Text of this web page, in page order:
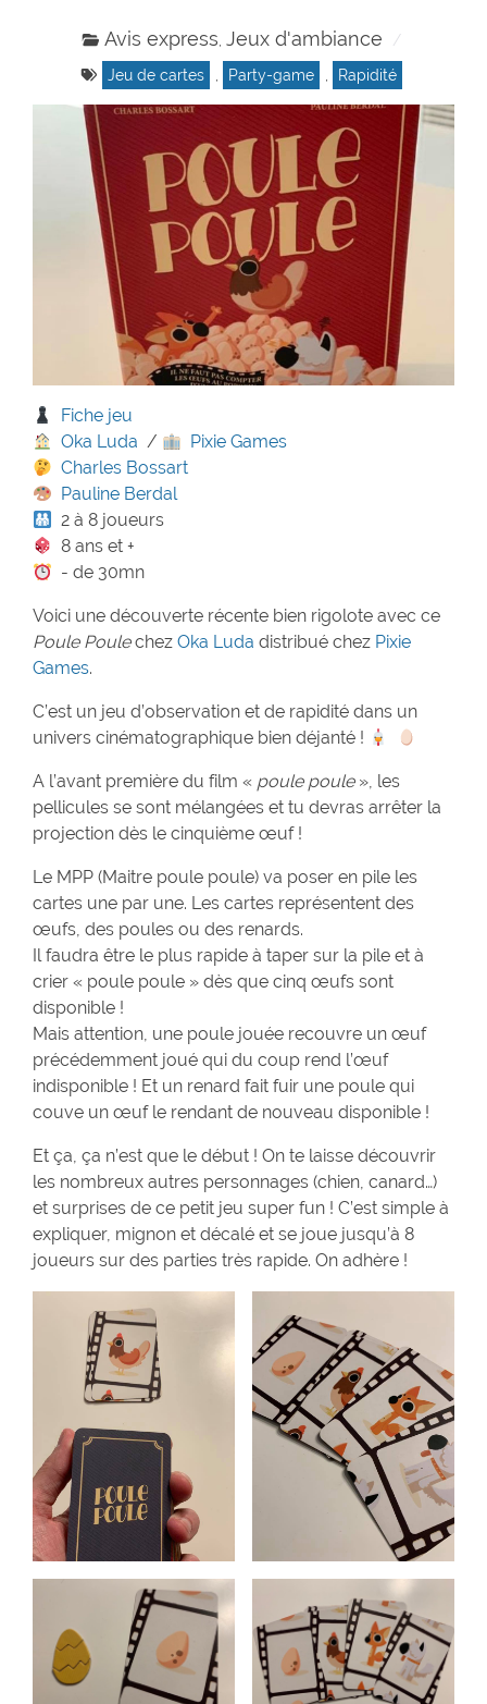
Avis express, Jeux d'ambiance
Jeu de cartes , Party-game , Rapidité
Fiche jeu
Oka Luda /
Pixie Games
Charles Bossart
Pauline Berdal
2 à 8 joueurs
8 ans et +
- de 30mn
Voici une découverte récente bien rigolote avec ce
Poule Poulechez Oka Luda distribué chez Pixie
Games.
C’est un jeu d’observation et de rapidité dans un
univers cinématographique bien déjanté !
A l’avant première du film « poule poule», les
pellicules se sont mélangées et tu devras arrêter la
projection dès le cinquième œuf !
Le MPP (Maitre poule poule) va poser en pile les
cartes une par une. Les cartes représentent des
œufs, des poules ou des renards.
Il faudra être le plus rapide à taper sur la pile et à
crier « poule poule » dès que cinq œufs sont
disponible !
Mais attention, une poule jouée recouvre un œuf
précédemment joué qui du coup rend l’œuf
indisponible ! Et un renard fait fuir une poule qui
couve un œuf le rendant de nouveau disponible !
Et ça, ça n’est que le début ! On te laisse découvrir
les nombreux autres personnages (chien, canard…)
et surprises de ce petit jeu super fun ! C’est simple à
expliquer, mignon et décalé et se joue jusqu’à 8
joueurs sur des parties très rapide. On adhère !